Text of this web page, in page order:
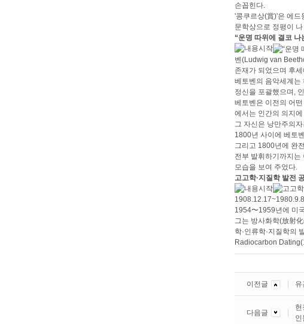
손꼽힌다.
'콩쿠르상(賞)'은 에드
문학상으로 정평이
“운명 따위에 결코 나
벤(Ludwig van
존재가 되었으며 후
베토벤의 음악세계는
정신을 포괄했으며,
베토벤은 이전의 어
에서는 인간의 의지
그 자신은 낭만주의
1800년 사이에 베토
그리고 1800년에 완
전부 발휘하기까지는
모습을 보여 주었다.
고고학·지질학 발전
1954〜1959년에 미
그는 방사화학(放射
학·인류학·지질학의
Radiocarbon
이전글 유
다음글
헌
인